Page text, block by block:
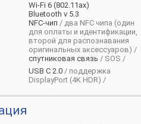
Wi-Fi 6 (802.11ax)
Bluetooth v 5.3
NFC-чип / два NFC чипа (один
для оплаты и идентификации,
второй для распознавания
оригинальных аксессуаров) /
спутниковая связь / SOS /
USB C 2.0/ поддержка
DisplayPort (4K HDR) /